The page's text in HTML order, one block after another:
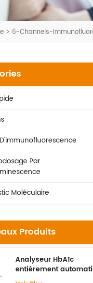
6-Channels-
Par
Moléculaire
Produits
Analyseur HbA1c
entièrement
HLC-100